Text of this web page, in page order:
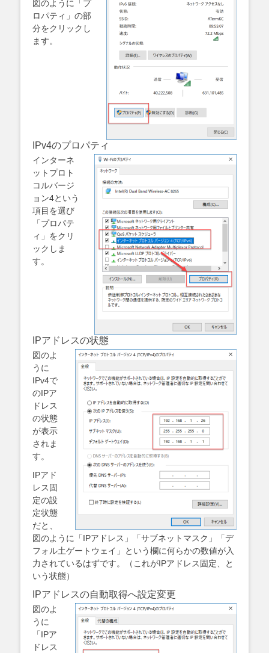
図のように「プ
ロパティ」の部
分をクリックし
ます。
IPv4のプロパティ
インターネ
ットプロト
コルバージ
ョン4という
項目を選び
「プロパテ
ィ」をクリ
ックしま
す。
IPアドレスの状態
図のよ
うに
IPv4で
のIPア
ドレス
の状態
が表示
されま
す。
IPアド
レス固
定の設
定状態
だと、
図のように「IPアドレス」「サブネットマスク」「デ
フォル土ゲートウェイ」という欄に何らかの数値が入
力されているはずです。（これがIPアドレス固定、と
いう状態）
IPアドレスの自動取得へ設定変更
図のよ
うに
「IPア
ドレス